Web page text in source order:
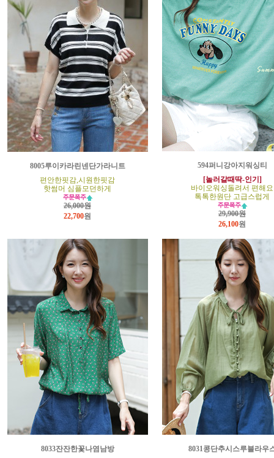
8005루이카라린넨단가라니트
편안한핏감,시원한핏감
핫썸머 심플모던하게
26,000원
22,700원
594퍼니강아지워싱티
[놀러갈때딱-인기]
바이오워싱돌려서 편해요
톡톡한원단 고급스럽게
29,900원
26,100원
8033잔잔한꽃나염남방
8031콩단추시스루블라우